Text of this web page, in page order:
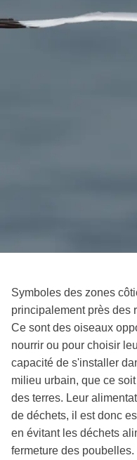
Symboles des zones
principalement près des
Ce sont des oiseaux
nourrir ou pour choisir
capacité de s'installer
milieu urbain, que ce
des terres. Leur
de déchets, il est donc
en évitant les déchets
fermeture des poubelles.